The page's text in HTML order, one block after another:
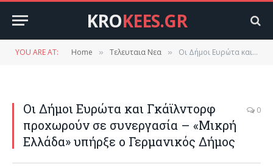
KROKEES.GR
YOU ARE AT: Home » Τελευταια Νεα » Οι Δήμοι Ευρώτα και Γκάϊλντορφ προχωρούν σε συνεργασία – «Μικρή Ελλάδα» υπήρξε ο Γερμανικός Δήμος
Οι Δήμοι Ευρώτα και Γκάϊλντορφ
προχωρούν σε συνεργασία – «Μικρή
Ελλάδα» υπήρξε ο Γερμανικός Δήμος
0